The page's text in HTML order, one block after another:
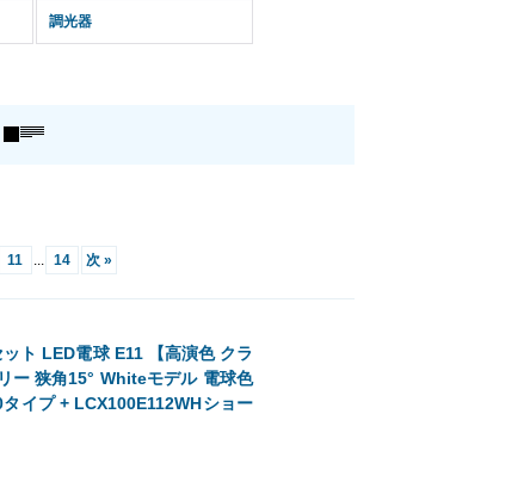
調光器
11 ... 14 次 »
ト LED電球 E11 【高演色 クラ
ー 狭角15° Whiteモデル 電球色
イプ + LCX100E112WHショー